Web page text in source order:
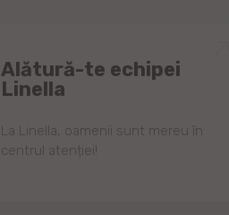
Alătură-te echipei
Linella
Lа Linellа, oаmenii sunt mereu în
centrul аtenției!